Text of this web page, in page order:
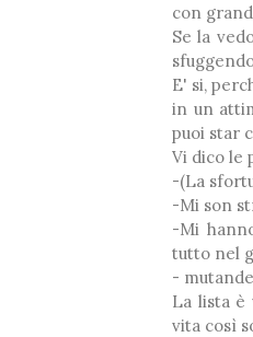
con
Se la
E' si,
in un
puoi star
Vi dico le
-(La
-Mi son
-Mi
tutto nel
-
La lista è
vita così
❅